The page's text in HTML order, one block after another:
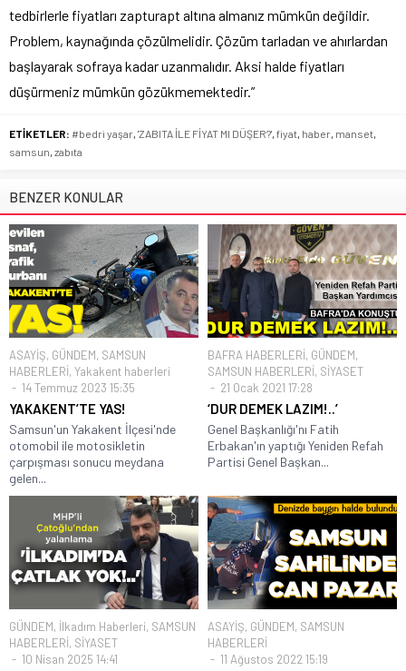
tedbirlerle fiyatları zapturapt altına almanız mümkün değildir.
Problem, kaynağında çözülmelidir. Çözüm tarladan ve ahırlardan
başlayarak sofraya kadar uzanmalıdır. Aksi halde fiyatları
düşürmeniz mümkün gözükmemektedir.”
ETİKETLER: #bedri yaşar 'ZABITA İLE FİYAT MI DÜŞER?' fiyat haber manset
samsun zabıta
BENZER KONULAR
ASAYİŞ, GÜNDEM, SAMSUN
HABERLERİ, Yakakent haberleri
14 Temmuz 2023 15:35
YAKAKENT’TE YAS!
Samsun'un Yakakent İlçesi'nde
otomobil ile motosikletin
çarpışması sonucu meydana
gelen...
BAFRA HABERLERİ, GÜNDEM,
SAMSUN HABERLERİ, SİYASET
21 Ocak 2021 17:28
‘DUR DEMEK LAZIM!..’
Genel Başkanlığı'nı Fatih
Erbakan'ın yaptığı Yeniden Refah
Partisi Genel Başkan...
GÜNDEM, İlkadım Haberleri, SAMSUN
HABERLERİ, SİYASET
10 Nisan 2025 14:41
ASAYİŞ, GÜNDEM, SAMSUN
HABERLERİ
11 Ağustos 2022 15:19